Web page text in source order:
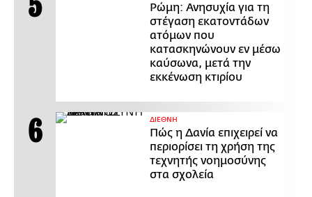
Ρώμη: Ανησυχία για τη
στέγαση εκατοντάδων
ατόμων που
κατασκηνώνουν εν μέσω
καύσωνα, μετά την
εκκένωση κτιρίου
ΔΙΕΘΝΗ
Πώς η Δανία επιχειρεί να
περιορίσει τη χρήση της
τεχνητής νοημοσύνης
στα σχολεία